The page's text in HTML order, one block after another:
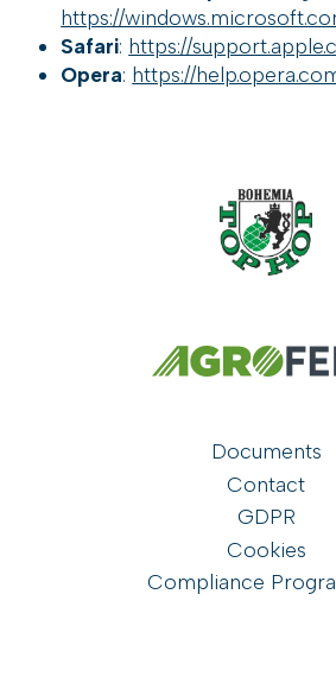
https://
Safari: https://
Opera: https://
Documents
Contact
GDPR
Cookies
Compliance